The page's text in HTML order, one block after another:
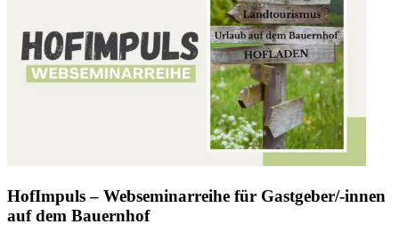
HofImpuls – Webseminarreihe für Gastgeber/-innen
auf dem Bauernhof